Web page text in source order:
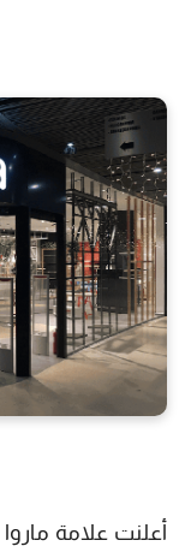
أعلنت علامة ماروا